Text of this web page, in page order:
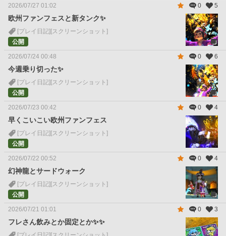
2026/07/27 01:02 0 5
欧州ファンフェスと新タンク✨
[プレイ日記] [スクリーンショット]
公開
2026/07/24 00:48 0 6
今週乗り切った✨
[プレイ日記] [スクリーンショット]
公開
2026/07/23 00:42 0 4
早くこいこい欧州ファンフェス
[プレイ日記] [スクリーンショット]
公開
2026/07/22 00:52 0 4
幻神龍とサードウォーク
[プレイ日記] [スクリーンショット]
公開
2026/07/21 01:01 0 3
フレさん飲みとか固定とか✨✨